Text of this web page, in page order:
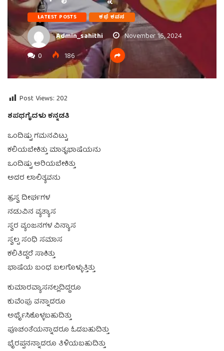
LATEST POSTS ಕಥೆ ಕವನ
Admin_sahithi
November 16, 2024
0
186
Post Views: 202
ಶಪಥಗೈದಳು ಕನ್ನಡತಿ
ಒಂದಿಷ್ಟು ಗಮನವಿಟ್ಟು
ಕಲಿಯಬೇಕಿತ್ತು ಮಾತೃಭಾಷೆಯನು
ಒಂದಿಷ್ಟು ಅರಿಯಬೇಕಿತ್ತು
ಅದರ ಲಾಲಿತ್ಯವನು
ಹ್ರಸ್ವ ದೀರ್ಘಗಳ
ನಡುವಿನ ವ್ಯತ್ಯಾಸ
ಸ್ವರ ವ್ಯಂಜನಗಳ ವಿನ್ಯಾಸ
ಸ್ವಲ್ಪ ಸಂಧಿ ಸಮಾಸ
ಕಲಿತಿದ್ದರೆ ಸಾಕಿತ್ತು
ಭಾಷೆಯ ಬಂಧ ಬಲಗೊಳ್ಳುತ್ತಿತ್ತು
ಕುಮಾರವ್ಯಾಸನಲ್ಲದಿದ್ದರೂ
ಕುವೆಂಪು ವನ್ನಾದರೂ
ಅರ್ಥೈಸಿಕೊಳ್ಳಬಹುದಿತ್ತು
ಪೂಚಂತೆಯನ್ನಾದರೂ ಓದಬಹುದಿತ್ತು
ಭೈರಪ್ಪನನ್ನಾದರೂ ತಿಳಿಯಬಹುದಿತ್ತು